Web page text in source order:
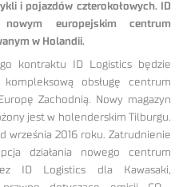
i pojazdów czterokołowych. ID
europejskim centrum
w Holandii.
kontraktu ID Logistics będzie
obsługę centrum
Zachodnią. Nowy magazyn
jest w holenderskim Tilburgu.
września 2016 roku. Zatrudnienie
działania nowego centrum
ID Logistics dla Kawasaki,